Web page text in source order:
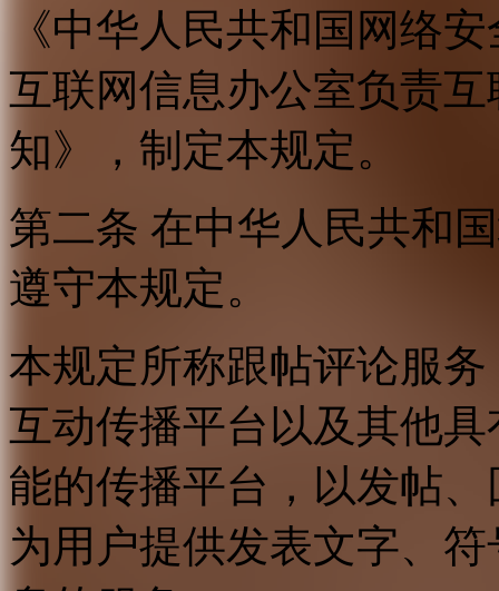
《中华人民共和国网络
互联网信息办公室负责
知》，制定本规定。
第二条 在中华人民共和
遵守本规定。
本规定所称跟帖评论服
互动传播平台以及其他
能的传播平台，以发帖
为用户提供发表文字、